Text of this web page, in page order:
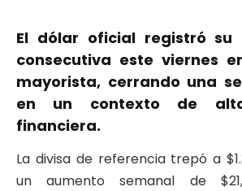
El dólar oficial registró su
consecutiva este viernes
mayorista, cerrando una
en un contexto de
financiera.
La divisa de referencia trepó a
un aumento semanal de